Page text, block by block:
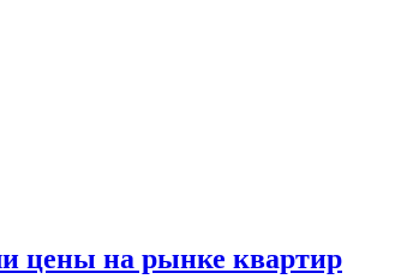
цены на рынке квартир